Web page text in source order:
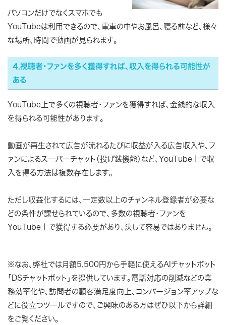
パソコンだけでなくスマホでも
YouTubeは利用できるので、電車の中やお風呂、寝る前など、様々
な場所、時間で動画が見られます。
4.視聴者・ファンを多く獲得すれば、収入を得られる可能性が
ある
YouTube上で多くの視聴者・ファンを獲得すれば、金銭的な収入
を得られる可能性があります。
動画が再生されて広告が流れるたびに収益が入る広告収入や、フ
ァンによるスーパーチャット（投げ銭機能）など、YouTube上で収
入を得る方法は複数存在します。
ただし収益化するには、一定数以上のチャンネル登録者が必要な
どの条件が課せられているので、多数の視聴者・ファンを
YouTube上で獲得する必要があり、決して容易ではありません。
※なお、弊社では月額5,500円から手軽に使えるAIチャットボット
「DSチャットボット」を提供しています。電話対応の削減などの業
務効率化や、訪問者の顧客満足度向上、コンバージョン率アップな
どに役立つツールですので、ご興味のある方はぜひ以下から詳細
をご覧ください。